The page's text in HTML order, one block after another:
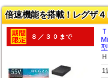
倍速機能を搭載！レグザ
８／３０まで
1